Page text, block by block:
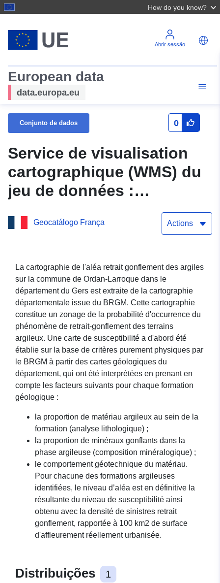
How do you know?
Abrir sessão
European data
data.europa.eu
Conjunto de dados 0
Service de visualisation
cartographique (WMS) du
jeu de données :
Geocatálogo França Actions
La cartographie de l'aléa retrait gonflement des argiles
sur la commune de Ordan-Larroque dans le
département du Gers est extraite de la cartographie
départementale issue du BRGM. Cette cartographie
constitue un zonage de la probabilité d'occurrence du
phénomène de retrait-gonflement des terrains
argileux. Une carte de susceptibilité a d'abord été
établie sur la base de critères purement physiques par
le BRGM à partir des cartes géologiques du
département, qui ont été interprétées en prenant en
compte les facteurs suivants pour chaque formation
géologique :
la proportion de matériau argileux au sein de la
formation (analyse lithologique) ;
la proportion de minéraux gonflants dans la
phase argileuse (composition minéralogique) ;
le comportement géotechnique du matériau.
Pour chacune des formations argileuses
identifiées, le niveau d’aléa est en définitive la
résultante du niveau de susceptibilité ainsi
obtenu avec la densité de sinistres retrait
gonflement, rapportée à 100 km2 de surface
d'affleurement réellement urbanisée.
Distribuições 1